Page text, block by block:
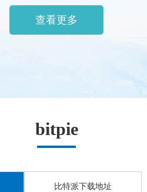
查看更多
bitpie
比特派下载地址